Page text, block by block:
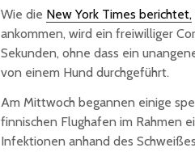
Wie die New York Times berichtet,
ankommen, wird ein freiwilliger
Sekunden, ohne dass ein
von einem Hund durchgeführt.
Am Mittwoch begannen einige
finnischen Flughafen im Rahmen
Infektionen anhand des